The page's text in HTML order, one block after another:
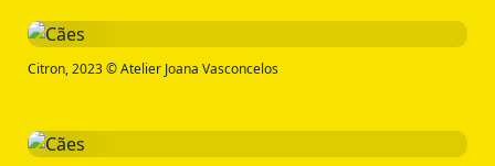
Citron, 2023 © Atelier Joana Vasconcelos